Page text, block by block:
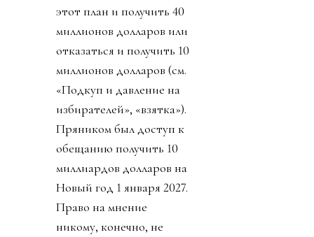
этот план и получить 40
миллионов долларов или
отказаться и получить 10
миллионов долларов (см.
«Подкуп и давление на
избирателей», «взятка»).
Пряником был доступ к
обещанию получить 10
миллиардов долларов на
Новый год 1 января 2027.
Право на мнение
никому, конечно, не